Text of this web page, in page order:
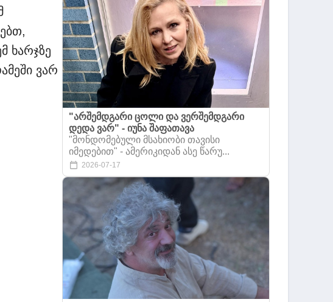
ხარჯზე
ვარ
"არშემდგარი ცოლი და ვერშემდგარი
დედა ვარ" - იუნა შაფათავა
"მონდომებული მსახიობი თავისი
იმედებით" - ამერიკიდან ასე წარუ...
2026-07-17